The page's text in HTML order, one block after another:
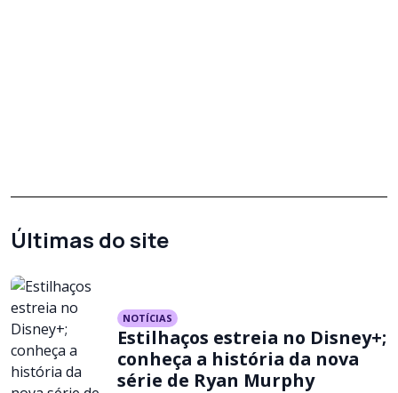
Últimas do site
NOTÍCIAS
Estilhaços estreia no Disney+;
conheça a história da nova
série de Ryan Murphy